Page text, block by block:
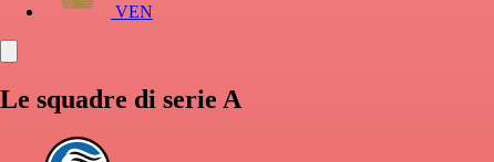
VEN
Le squadre di serie A